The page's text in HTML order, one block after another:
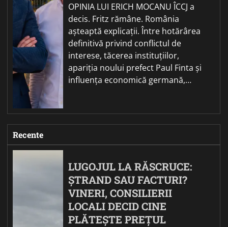
OPINIA LUI ERICH MOCANU ÎCCJ a
decis. Fritz rămâne. România
așteaptă explicații. Între hotărârea
definitivă privind conflictul de
interese, tăcerea instituțiilor,
apariția noului prefect Paul Finta și
influența economică germană,…
Recente
LUGOJUL LA RĂSCRUCE:
ȘTRAND SAU FACTURI?
VINERI, CONSILIERII
LOCALI DECID CINE
PLĂTEȘTE PREȚUL